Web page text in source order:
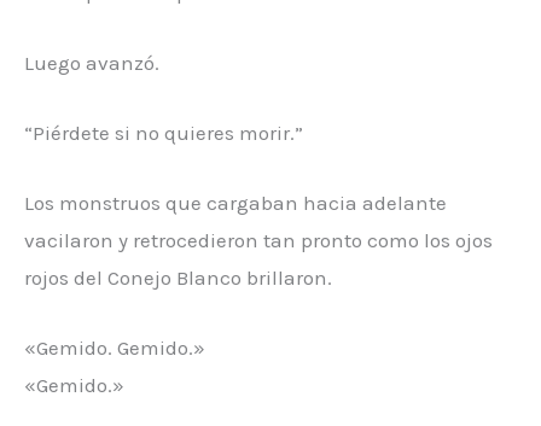
Luego avanzó.
“Piérdete si no quieres morir.”
Los monstruos que cargaban hacia adelante
vacilaron y retrocedieron tan pronto como los ojos
rojos del Conejo Blanco brillaron.
«Gemido. Gemido.»
«Gemido.»